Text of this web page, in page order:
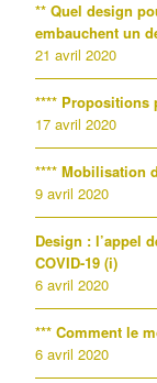
** Quel design
embauchent un
21 avril 2020
**** Propositions
17 avril 2020
**** Mobilisation
9 avril 2020
Design : l’appel
COVID-19 (i)
6 avril 2020
*** Comment le
6 avril 2020